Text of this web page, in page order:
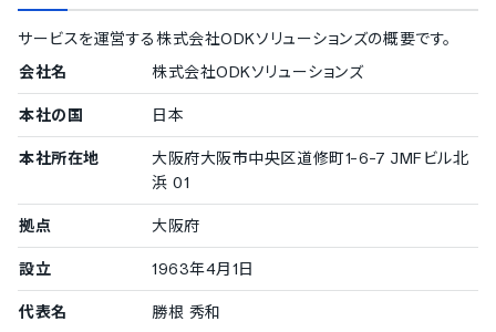
受講者間のコミュニティ作成機能
受講者間のメッセージ機能
受講者のプロフィール登録
その他の機能
講義の販売機能
講義販売時の決済機能
データのCSV出力機能
教材提供の機能
教材作成の機能
教材作成の支援
講義の倍速再生機能
講義のライブ配信機能
受講者ログインページのカスタマイズ機能
アイエックス・ナレッジ株式会社/神奈川県川崎市/株式会
社東京エネシス/宮崎県警察
500〜999名
東京警察病院
300〜499名
株式会社アクアライン
中小企業の導入実績
従業員数20名〜300名未満の企業を中小企業としてご紹介してい
ます。
50〜99名
東菱薬品工業株式会社
サービスを運営する株式会社ODKソリューションズの概要です。
会社名
株式会社ODKソリューションズ
本社の国 日本
本社所在地
大阪府大阪市中央区道修町1-6-7 JMFビル北
浜 01
拠点 大阪府
設立 1963年4月1日
代表名 勝根 秀和